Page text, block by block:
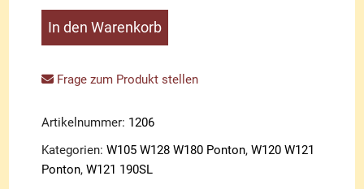
Lager
In den Warenkorb
Frage zum Produkt stellen
Artikelnummer: 1206
Kategorien:W105 W128 W180 Ponton,W120 W121
Ponton,W121 190SL